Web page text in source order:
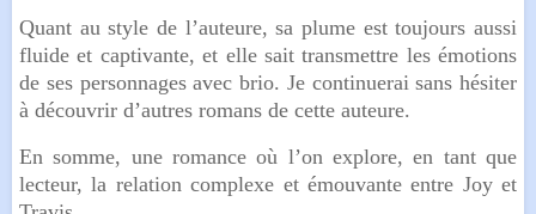
Quant au style de l’auteure, sa plume est toujours aussi
fluide et captivante, et elle sait transmettre les émotions
de ses personnages avec brio. Je continuerai sans hésiter
à découvrir d’autres romans de cette auteure.
En somme, une romance où l’on explore, en tant que
lecteur, la relation complexe et émouvante entre Joy et